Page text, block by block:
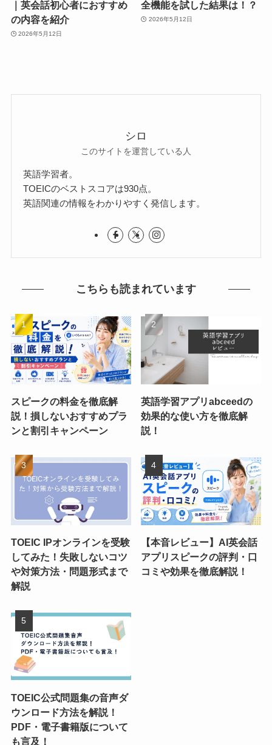
｜英会話初心者におすすめ
の内容を紹介
2026年5月12日
全機能を試した結果は！？
2026年5月12日
シロ
このサイトを運営している人
英語学習者。
TOEICのベストスコアは930点。
英語関連の情報をわかりやすく発信します。
こちらも読まれています
スピークの料金を徹底解
説！損しないおすすめプラ
ンと割引キャンペーン
英語学習アプリabceedの
効果的な使い方を徹底解
説！
TOEIC IPオンラインを受験
してみた！失敗しないコツ
や対策方法・問題形式まで
解説
【本音レビュー】AI英会話
アプリスピークの評判・口
コミや効果を徹底解説！
TOEIC公式問題集の音声ダ
ウンロード方法を解説！
PDF・電子書籍版について
も言及！